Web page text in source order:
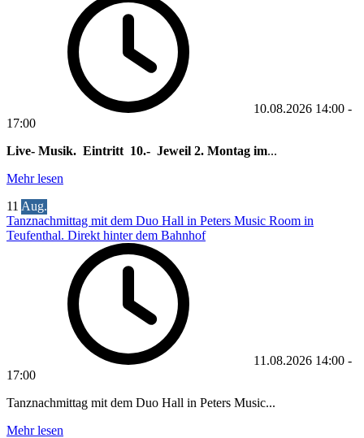
10.08.2026 14:00 -
17:00
Live- Musik. Eintritt 10.- Jeweil 2. Montag im...
Mehr lesen
11 Aug.
Tanznachmittag mit dem Duo Hall in Peters Music Room in
Teufenthal. Direkt hinter dem Bahnhof
11.08.2026 14:00 -
17:00
Tanznachmittag mit dem Duo Hall in Peters Music...
Mehr lesen